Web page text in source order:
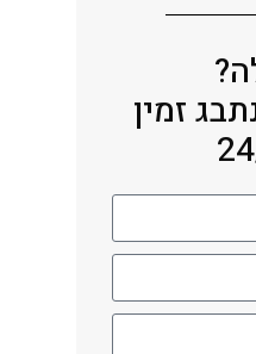
זמין